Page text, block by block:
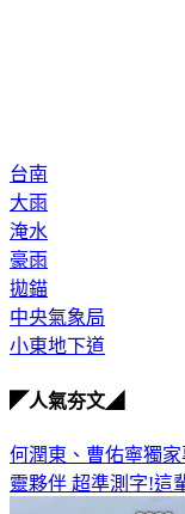
台南
大雨
淹水
豪雨
拋錨
中央氣象局
小東地下道
◤人氣夯文◢
何潤東、曹佑寧獨
靈夥伴 超準測字!這